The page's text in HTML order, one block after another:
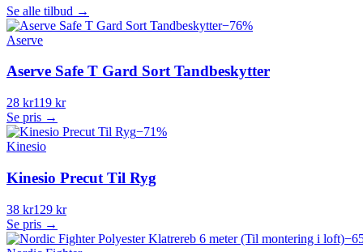
Se alle tilbud →
−76%
Aserve
Aserve Safe T Gard Sort Tandbeskytter
28 kr119 kr
Se pris →
−71%
Kinesio
Kinesio Precut Til Ryg
38 kr129 kr
Se pris →
−